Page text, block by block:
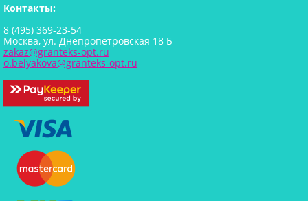
Контакты:
8 (495) 369-23-54
Москва, ул. Днепропетровская 18 Б
zakaz@granteks-opt.ru
o.belyakova@granteks-opt.ru